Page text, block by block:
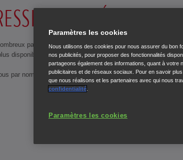
DES RÉSEAUX
pays cherchent à améliorer leurs technologies
disponible.
par nom de modèle et code modèle*.
Paramètres les cookies
Nous utilisons des cookies pour nous assurer du bon
nos publicités, pour proposer des fonctionnalités
partageons également des informations, quant à
publicitaires et de réseaux sociaux. Pour en savoir
que nous réalisons et les partenaires avec qui nous
confidentialité
Paramètres les cookies